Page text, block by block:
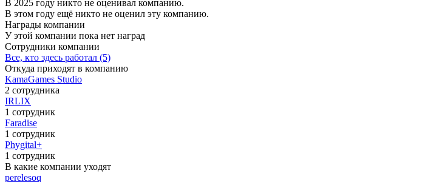
В 2025 году никто не оценивал компанию.
В этом году ещё никто не оценил эту компанию.
Награды компании
У этой компании пока нет наград
Сотрудники компании
Все, кто здесь работал (5)
Откуда приходят в компанию
KamaGames Studio
2 сотрудника
IRLIX
1 сотрудник
Faradise
1 сотрудник
Phygital+
1 сотрудник
В какие компании уходят
perelesoq